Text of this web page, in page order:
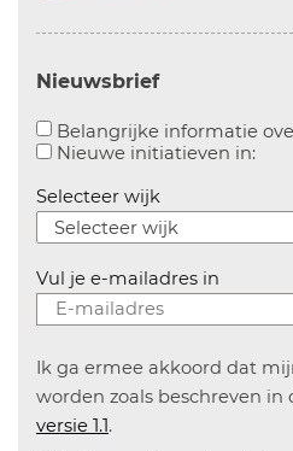
Nieuwsbrief
Belangrijke informatie
Nieuwe initiatieven in:
Selecteer wijk
Vul je e-mailadres in
Ik ga ermee akkoord dat
worden zoals beschreven in
versie 1.1.